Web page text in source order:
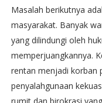
Masalah berikutnya
masyarakat. Banyak
yang dilindungi oleh
memperjuangkannya.
rentan menjadi korban
penyalahgunaan